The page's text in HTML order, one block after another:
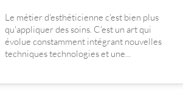
Le métier d'esthéticienne c'est bien plus
qu'appliquer des soins. C'est un art qui
évolue constamment intégrant nouvelles
techniques technologies et une...